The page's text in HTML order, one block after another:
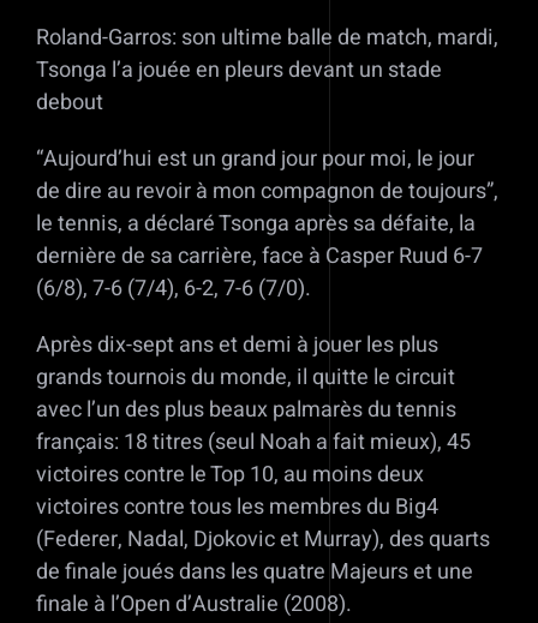
Roland-Garros: son ultime balle de match, mardi,
Tsonga l’a jouée en pleurs devant un stade
debout
“Aujourd’hui est un grand jour pour moi, le jour
de dire au revoir à mon compagnon de toujours”,
le tennis, a déclaré Tsonga après sa défaite, la
dernière de sa carrière, face à Casper Ruud 6-7
(6/8), 7-6 (7/4), 6-2, 7-6 (7/0).
Après dix-sept ans et demi à jouer les plus
grands tournois du monde, il quitte le circuit
avec l’un des plus beaux palmarès du tennis
français: 18 titres (seul Noah a fait mieux), 45
victoires contre le Top 10, au moins deux
victoires contre tous les membres du Big4
(Federer, Nadal, Djokovic et Murray), des quarts
de finale joués dans les quatre Majeurs et une
finale à l’Open d’Australie (2008).